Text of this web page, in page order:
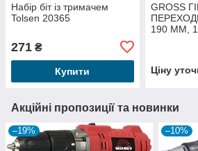
Набір біт із тримачем
Tolsen 20365
271 ₴
Купити
GROSS
190 ММ,
Ціну
Акційні пропозиції та новинки
–19% –10%